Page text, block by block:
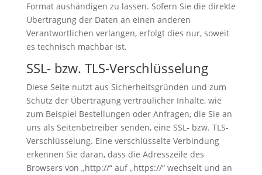
Format aushändigen zu lassen. Sofern Sie die direkte
Übertragung der Daten an einen anderen
Verantwortlichen verlangen, erfolgt dies nur, soweit
es technisch machbar ist.
SSL- bzw. TLS-Verschlüsselung
Diese Seite nutzt aus Sicherheitsgründen und zum
Schutz der Übertragung vertraulicher Inhalte, wie
zum Beispiel Bestellungen oder Anfragen, die Sie an
uns als Seitenbetreiber senden, eine SSL- bzw. TLS-
Verschlüsselung. Eine verschlüsselte Verbindung
erkennen Sie daran, dass die Adresszeile des
Browsers von „http://“ auf „https://“ wechselt und an